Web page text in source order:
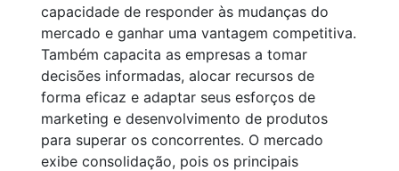
capacidade de responder às mudanças do
mercado e ganhar uma vantagem competitiva.
Também capacita as empresas a tomar
decisões informadas, alocar recursos de
forma eficaz e adaptar seus esforços de
marketing e desenvolvimento de produtos
para superar os concorrentes. O mercado
exibe consolidação, pois os principais